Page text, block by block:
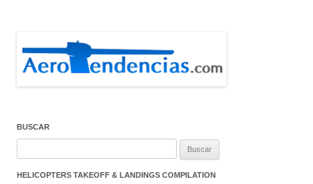
BUSCAR
HELICOPTERS TAKEOFF & LANDINGS COMPILATION